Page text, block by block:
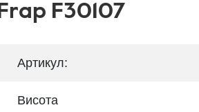
Frap F30107
Артикул:
Висота